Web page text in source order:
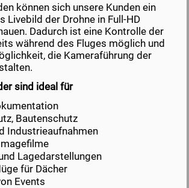
können sich unsere Kunden ein
Livebild der Drohne in Full-HD
Dadurch ist eine Kontrolle der
während des Fluges möglich und
die Kameraführung der
sind ideal für
Bautenschutz
Industrieaufnahmen
Lagedarstellungen
für Dächer
Events